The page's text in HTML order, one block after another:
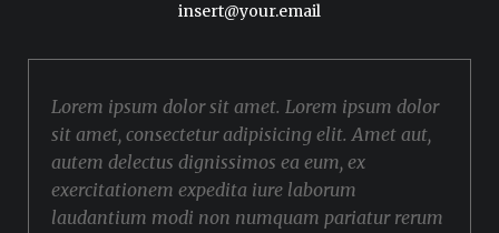
insert@your.email
Lorem ipsum dolor sit amet. Lorem ipsum dolor
sit amet, consectetur adipisicing elit. Amet aut,
autem delectus dignissimos ea eum, ex
exercitationem expedita iure laborum
laudantium modi non numquam pariatur rerum